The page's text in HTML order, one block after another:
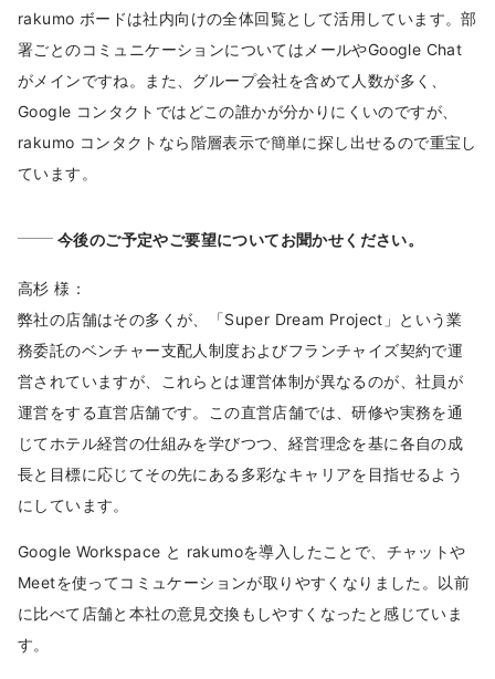
rakumo ボードは社内向けの全体回覧として活用しています。部
署ごとのコミュニケーションについてはメールやGoogle Chat
がメインですね。また、グループ会社を含めて人数が多く、
Google コンタクトではどこの誰かが分かりにくいのですが、
rakumo コンタクトなら階層表示で簡単に探し出せるので重宝し
ています。
今後のご予定やご要望についてお聞かせください。
高杉 様：
弊社の店舗はその多くが、「Super Dream Project」という業
務委託のベンチャー支配人制度およびフランチャイズ契約で運
営されていますが、これらとは運営体制が異なるのが、社員が
運営をする直営店舗です。この直営店舗では、研修や実務を通
じてホテル経営の仕組みを学びつつ、経営理念を基に各自の成
長と目標に応じてその先にある多彩なキャリアを目指せるよう
にしています。
Google Workspace と rakumoを導入したことで、チャットや
Meetを使ってコミュケーションが取りやすくなりました。以前
に比べて店舗と本社の意見交換もしやすくなったと感じていま
す。